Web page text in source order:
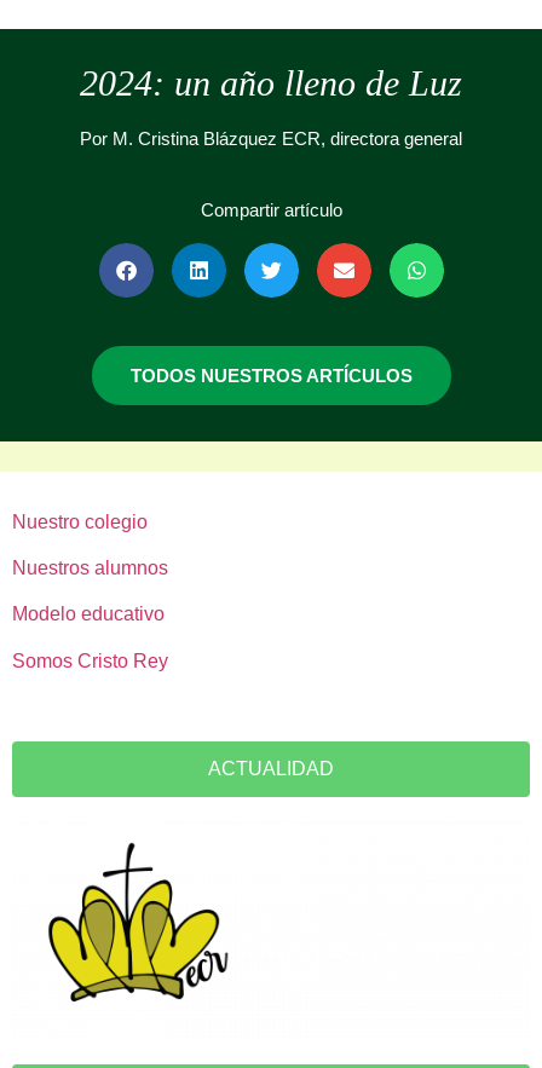
2024: un año lleno de Luz
Por M. Cristina Blázquez ECR, directora general
Compartir artículo
TODOS NUESTROS ARTÍCULOS
Nuestro colegio
Nuestros alumnos
Modelo educativo
Somos Cristo Rey
ACTUALIDAD